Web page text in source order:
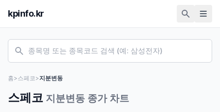
kpinfo.kr
홈>스페코>지분변동
스페코 지분변동 종가 차트